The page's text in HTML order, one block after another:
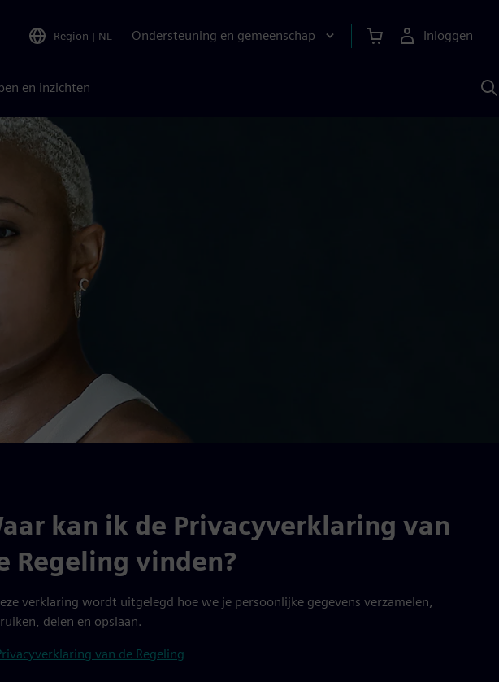
Region | NL Ondersteuning en gemeenschap Inloggen
en inzichten
kan ik de Privacyverklaring van
Regeling vinden?
verklaring wordt uitgelegd hoe we je persoonlijke gegevens verzamelen,
delen en opslaan.
van de Regeling